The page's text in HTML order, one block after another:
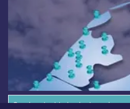
Overige dagbladen in de regio